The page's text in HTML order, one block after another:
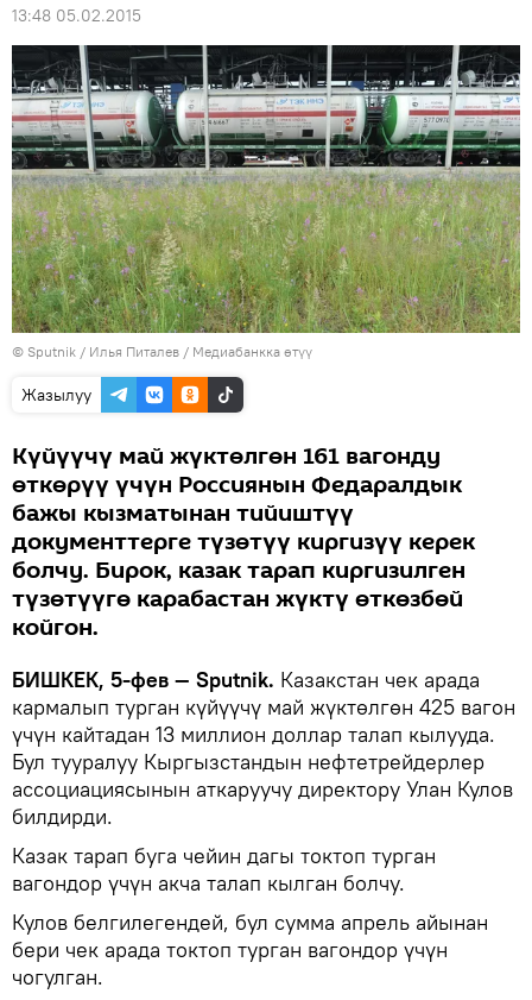
13:48 05.02.2015
© Sputnik / Илья Питалев / Медиабанкка өтүү
Жазылуу
Күйүүчү май жүктөлгөн 161 вагонду
өткөрүү үчүн Россиянын Федаралдык
бажы кызматынан тийиштүү
документтерге түзөтүү киргизүү керек
болчу. Бирок, казак тарап киргизилген
түзөтүүгө карабастан жүктү өткөзбөй
койгон.
БИШКЕК, 5-фев — Sputnik. Казакстан чек арада
кармалып турган күйүүчү май жүктөлгөн 425 вагон
үчүн кайтадан 13 миллион доллар талап кылууда.
Бул тууралуу Кыргызстандын нефтетрейдерлер
ассоциациясынын аткаруучу директору Улан Кулов
билдирди.
Казак тарап буга чейин дагы токтоп турган
вагондор үчүн акча талап кылган болчу.
Кулов белгилегендей, бул сумма апрель айынан
бери чек арада токтоп турган вагондор үчүн
чогулган.